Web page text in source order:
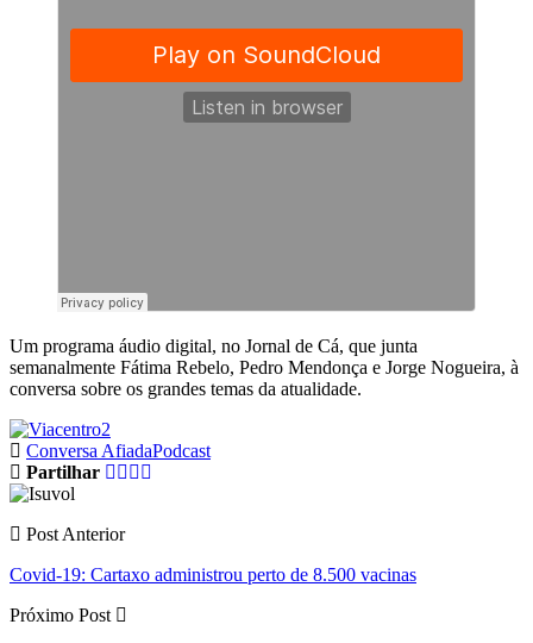
Um programa áudio digital, no Jornal de Cá, que junta
semanalmente Fátima Rebelo, Pedro Mendonça e Jorge Nogueira, à
conversa sobre os grandes temas da atualidade.
Conversa AfiadaPodcast
Partilhar
Post Anterior
Covid-19: Cartaxo administrou perto de 8.500 vacinas
Próximo Post